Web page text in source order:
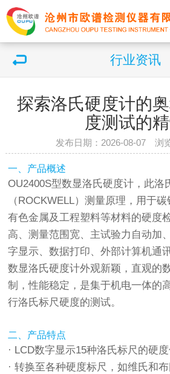
行业资讯
探索洛氏硬度计的
度测试的
发布日期：2026-08-07 浏
一、产品概述
OU2400S型数显洛氏硬度计 ，此洛
（ROCKWELL）测量原理，用于
有色金属及工程塑料等材料的硬度
高、测量范围宽、主试验力自动加
字显示、数据打印、外部计算机通
数显洛氏硬度计外观新颖，直观的
制，性能稳定，是集于机电一体的
行洛氏标尺硬度的测试。
二、产品特点
· LCD数字显示15种洛氏标尺的硬
· 转换至各种硬度标尺，如维氏和